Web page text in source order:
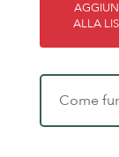
ALLA
Come